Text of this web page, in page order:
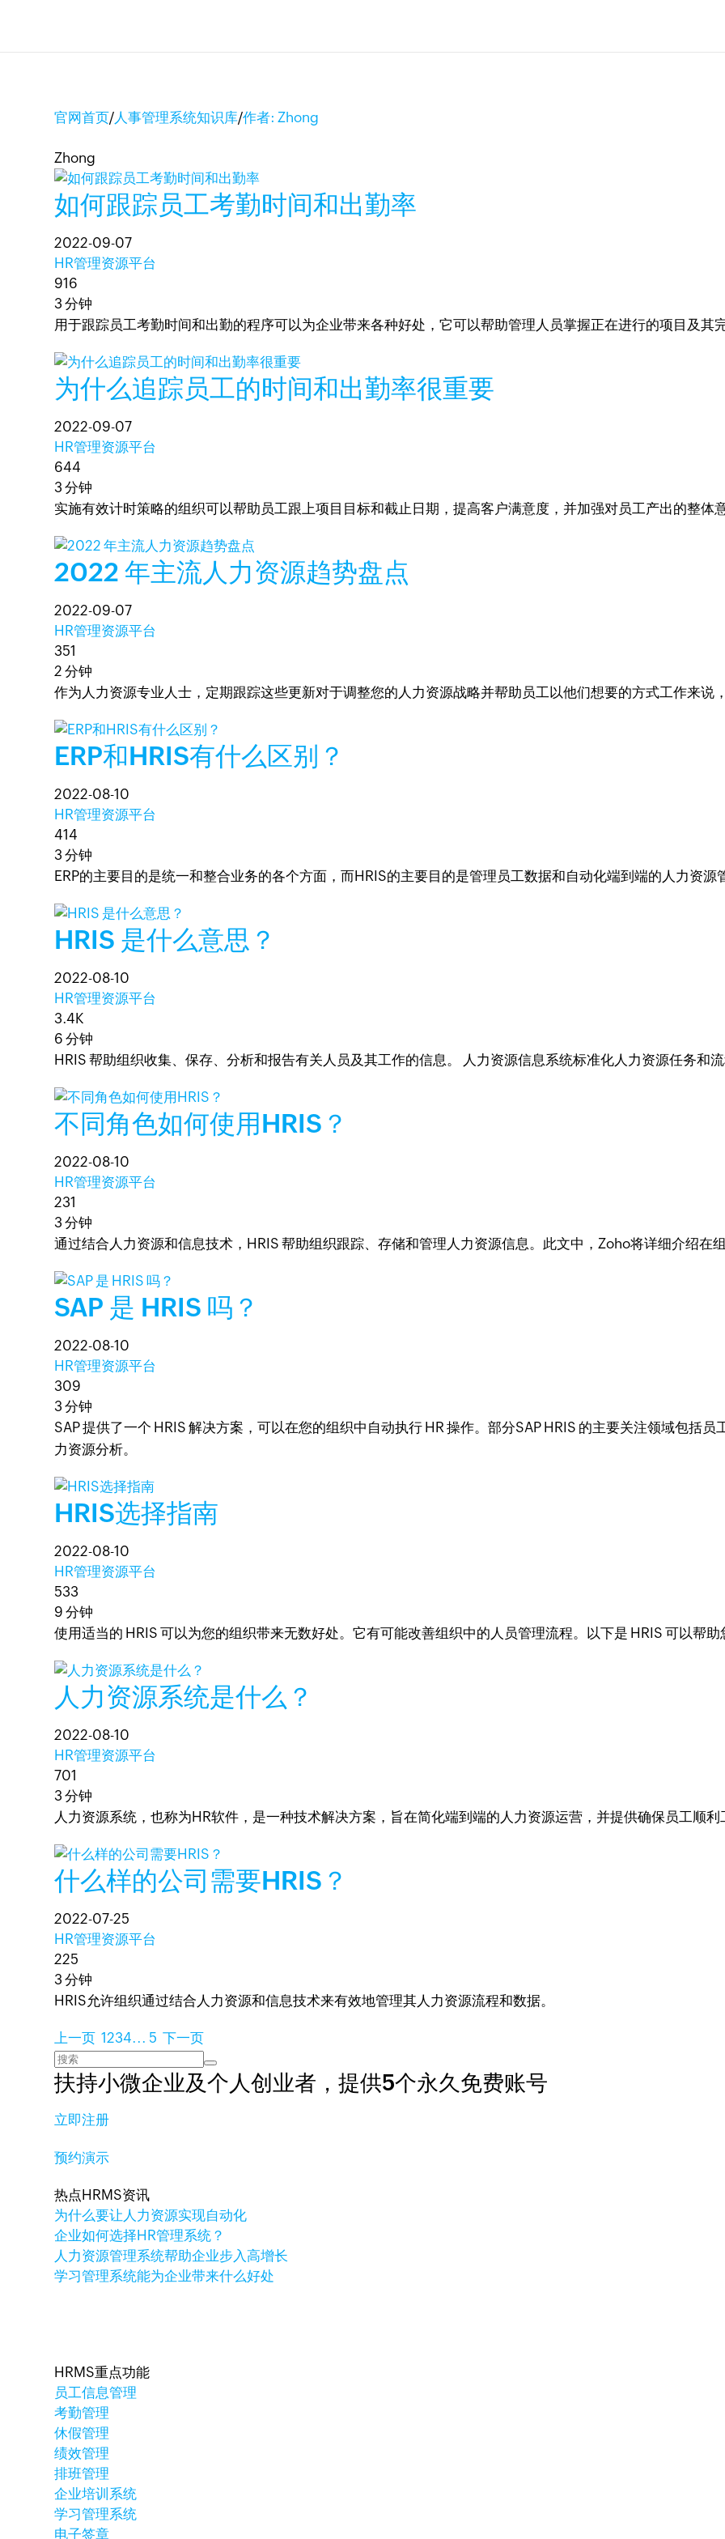
官网首页/人事管理系统知识库/作者: Zhong
Zhong
如何跟踪员工考勤时间和出勤率
2022-09-07
HR管理资源平台
916
3 分钟
用于跟踪员工考勤时间和出勤的程序可以为企业带来各种好处，它可以帮助管理人员掌握正在进行的项目及其完
为什么追踪员工的时间和出勤率很重要
2022-09-07
HR管理资源平台
644
3 分钟
实施有效计时策略的组织可以帮助员工跟上项目目标和截止日期，提高客户满意度，并加强对员工产出的整体意
2022 年主流人力资源趋势盘点
2022-09-07
HR管理资源平台
351
2 分钟
作为人力资源专业人士，定期跟踪这些更新对于调整您的人力资源战略并帮助员工以他们想要的方式工作来说
ERP和HRIS有什么区别？
2022-08-10
HR管理资源平台
414
3 分钟
ERP的主要目的是统一和整合业务的各个方面，而HRIS的主要目的是管理员工数据和自动化端到端的人力资源
HRIS 是什么意思？
2022-08-10
HR管理资源平台
3.4K
6 分钟
HRIS 帮助组织收集、保存、分析和报告有关人员及其工作的信息。 人力资源信息系统标准化人力资源任务和
不同角色如何使用HRIS？
2022-08-10
HR管理资源平台
231
3 分钟
通过结合人力资源和信息技术，HRIS 帮助组织跟踪、存储和管理人力资源信息。此文中，Zoho将详细介绍在
SAP 是 HRIS 吗？
2022-08-10
HR管理资源平台
309
3 分钟
SAP 提供了一个 HRIS 解决方案，可以在您的组织中自动执行 HR 操作。部分SAP HRIS 的主要关注领域包括
力资源分析。
HRIS选择指南
2022-08-10
HR管理资源平台
533
9 分钟
使用适当的 HRIS 可以为您的组织带来无数好处。它有可能改善组织中的人员管理流程。以下是 HRIS 可以帮助
人力资源系统是什么？
2022-08-10
HR管理资源平台
701
3 分钟
人力资源系统，也称为HR软件，是一种技术解决方案，旨在简化端到端的人力资源运营，并提供确保员工顺利
什么样的公司需要HRIS？
2022-07-25
HR管理资源平台
225
3 分钟
HRIS允许组织通过结合人力资源和信息技术来有效地管理其人力资源流程和数据。
上一页1234... 5 下一页
扶持小微企业及个人创业者，提供5个永久免费账号
立即注册
预约演示
热点HRMS资讯
为什么要让人力资源实现自动化
企业如何选择HR管理系统？
人力资源管理系统帮助企业步入高增长
学习管理系统能为企业带来什么好处
HRMS重点功能
员工信息管理
考勤管理
休假管理
绩效管理
排班管理
企业培训系统
学习管理系统
电子签章